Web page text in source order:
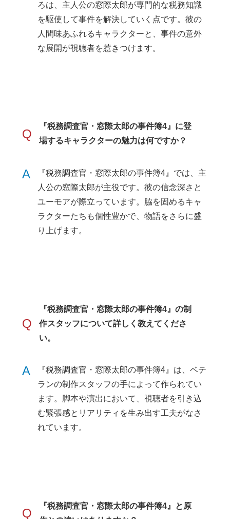
ろは、主人公の窓際太郎が専門的な税務知識
を駆使して事件を解決していく点です。彼の
人間味あふれるキャラクターと、事件の意外
な展開が視聴者を惹きつけます。
Q
『税務調査官・窓際太郎の事件簿4』に登
場するキャラクターの魅力は何ですか？
A
『税務調査官・窓際太郎の事件簿4』では、主
人公の窓際太郎が主役です。彼の信念深さと
ユーモアが際立っています。脇を固めるキャ
ラクターたちも個性豊かで、物語をさらに盛
り上げます。
Q
『税務調査官・窓際太郎の事件簿4』の制
作スタッフについて詳しく教えてくださ
い。
A
『税務調査官・窓際太郎の事件簿4』は、ベテ
ランの制作スタッフの手によって作られてい
ます。脚本や演出において、視聴者を引き込
む緊張感とリアリティを生み出す工夫がなさ
れています。
Q
『税務調査官・窓際太郎の事件簿4』と原